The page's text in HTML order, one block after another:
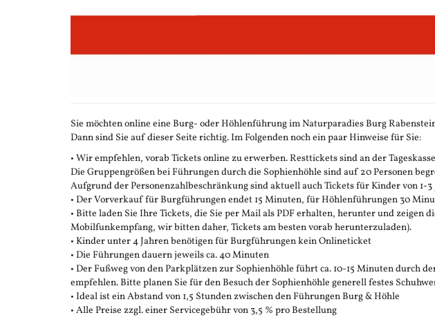
Sie möchten online eine Burg- oder Höhlenführung im Naturparadies Burg
Dann sind Sie auf dieser Seite richtig. Im Folgenden noch ein paar Hinweise für Sie:
• Wir empfehlen, vorab Tickets online zu erwerben. Resttickets sind an der
Die Gruppengrößen bei Führungen durch die Sophienhöhle sind auf 20 Personen
Aufgrund der Personenzahlbeschränkung sind aktuell auch Tickets für Kinder von 1-
• Der Vorverkauf für Burgführungen endet 15 Minuten, für Höhlenführungen 30
• Bitte laden Sie Ihre Tickets, die Sie per Mail als PDF erhalten, herunter und zeigen
Mobilfunkempfang, wir bitten daher, Tickets am besten vorab herunterzuladen).
• Kinder unter 4 Jahren benötigen für Burgführungen kein Onlineticket
• Die Führungen dauern jeweils ca. 40 Minuten
• Der Fußweg von den Parkplätzen zur Sophienhöhle führt ca. 10-15 Minuten durch
empfehlen. Bitte planen Sie für den Besuch der Sophienhöhle generell festes
• Ideal ist ein Abstand von 1,5 Stunden zwischen den Führungen Burg & Höhle
• Alle Preise zzgl. einer Servicegebühr von 3,5 % pro Bestellung